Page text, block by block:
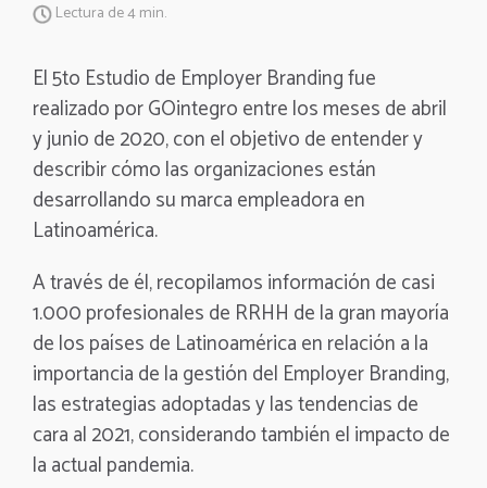
Lectura de 4 min.
El 5to Estudio de Employer Branding fue
realizado por GOintegro entre los meses de abril
y junio de 2020, con el objetivo de entender y
describir cómo las organizaciones están
desarrollando su marca empleadora en
Latinoamérica.
A través de él, recopilamos información de casi
1.000 profesionales de RRHH de la gran mayoría
de los países de Latinoamérica en relación a la
importancia de la gestión del Employer Branding,
las estrategias adoptadas y las tendencias de
cara al 2021, considerando también el impacto de
la actual pandemia.